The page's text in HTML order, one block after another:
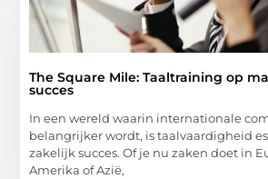
The Square Mile: Taaltraining op
succes
In een wereld waarin internationale
belangrijker wordt, is taalvaardigheid
zakelijk succes. Of je nu zaken doet in
Amerika of Azië,